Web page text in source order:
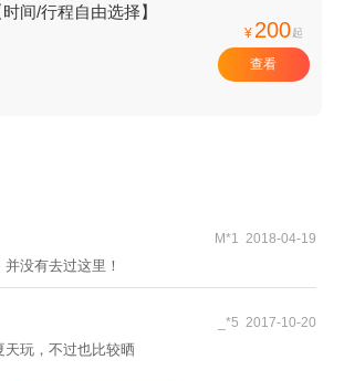
湿地公园+绍兴一中+新昌城
展基地+诸暨烈士纪念馆+绍
剧场+衢州衆园+绍兴旅游直
岩村蓝莓采摘+会稽山峡洞漂
体育馆+太湖西山西施草莓园
渚湖公园+东方山水乐园水
园)+上虞鲜果采摘+诸暨奇幻
界+诸暨龙太子欢乐谷+诸暨
镜湖光影艺术节+绍兴会稽山
园+五泄漂流+镜湖湿地海洋
间/行程自由选择】
¥ 200起
查看
M*1 2018-04-19
没有去过这里！
_*5 2017-10-20
玩，不过也比较晒